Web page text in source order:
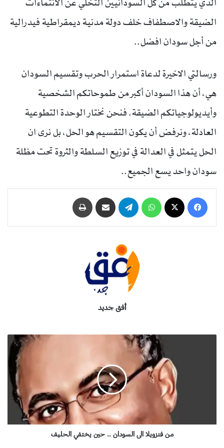
الذي يتطلب من كل السودانيين التخلي عن الانتماءات
الضيقة والاصطفاف خلف دولة مدنية ديمقراطية فيدرالية
من أجل سودان افضل..
ورسالتي الاخيرة لدعاة استمرار الحرب وتقسيم السودان
هي، أن هذا السودان أكبر من طموحاتكم الشخصية
وأيديولوجياتكم الضيقة. فنحن نختار الوحدة التطوعية
العادلة، ونرفض أن يكون التقسيم هو الحل، بل نرى ان
الحل يتمثل في العدالة في توزيع السلطة والثروة تحت مظلة
سودان واحد يسع الجميع..
أفق جديد
ا
من فنزويلا الى السودان .. حين يختفي الحليف